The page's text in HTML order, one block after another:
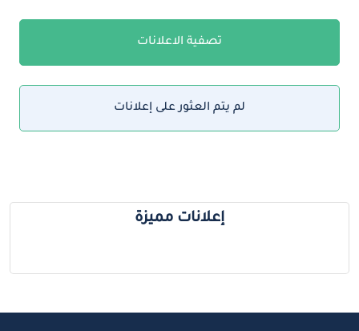
تصفية الاعلانات
لم يتم العثور على إعلانات
إعلانات مميزة